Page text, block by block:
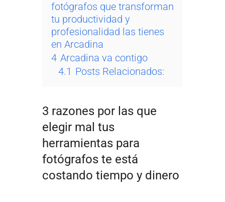
fotógrafos que transforman
tu productividad y
profesionalidad las tienes
en Arcadina
4 Arcadina va contigo
4.1 Posts Relacionados:
3 razones por las que
elegir mal tus
herramientas para
fotógrafos te está
costando tiempo y dinero